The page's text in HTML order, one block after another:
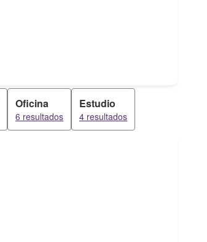
Oficina
6 resultados
Estudio
4 resultados